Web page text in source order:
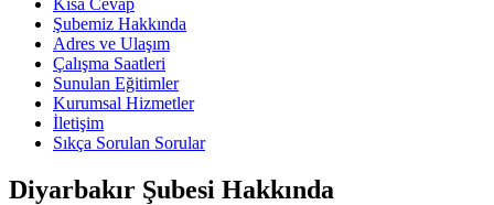
Şubemiz Hakkında
Adres ve Ulaşım
Çalışma Saatleri
Sunulan Eğitimler
Kurumsal Hizmetler
İletişim
Sıkça Sorulan Sorular
Diyarbakır Şubesi Hakkında